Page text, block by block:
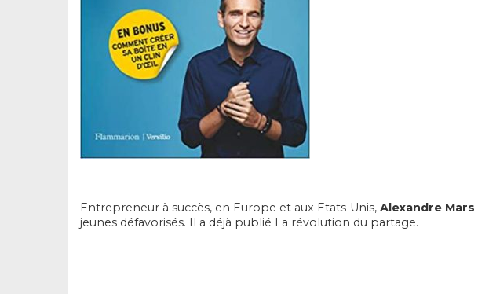
Entrepreneur à succès, en Europe et aux Etats-Unis, Alexandre Mars
jeunes défavorisés. Il a déjà publié La révolution du partage.